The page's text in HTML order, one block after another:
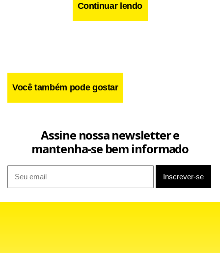
Wagner Souza Sociedade de Advogados, calculou qual será
cálculos consideram o valor bruto, o índice de reajuste do
INPC (Índice Nacional de Preços ao Consumidor), divulgado
Continuar lendo
Você também pode gostar
Assine nossa newsletter e
mantenha-se bem informado